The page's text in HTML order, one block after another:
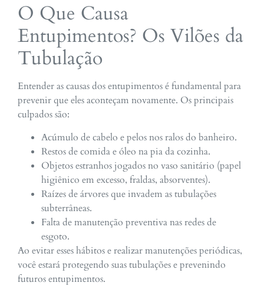
O Que Causa
Entupimentos? Os Vilões da
Tubulação
Entender as causas dos entupimentos é fundamental para
prevenir que eles aconteçam novamente. Os principais
culpados são:
Acúmulo de cabelo e pelos nos ralos do banheiro.
Restos de comida e óleo na pia da cozinha.
Objetos estranhos jogados no vaso sanitário (papel
higiênico em excesso, fraldas, absorventes).
Raízes de árvores que invadem as tubulações
subterrâneas.
Falta de manutenção preventiva nas redes de
esgoto.
Ao evitar esses hábitos e realizar manutenções periódicas,
você estará protegendo suas tubulações e prevenindo
futuros entupimentos.